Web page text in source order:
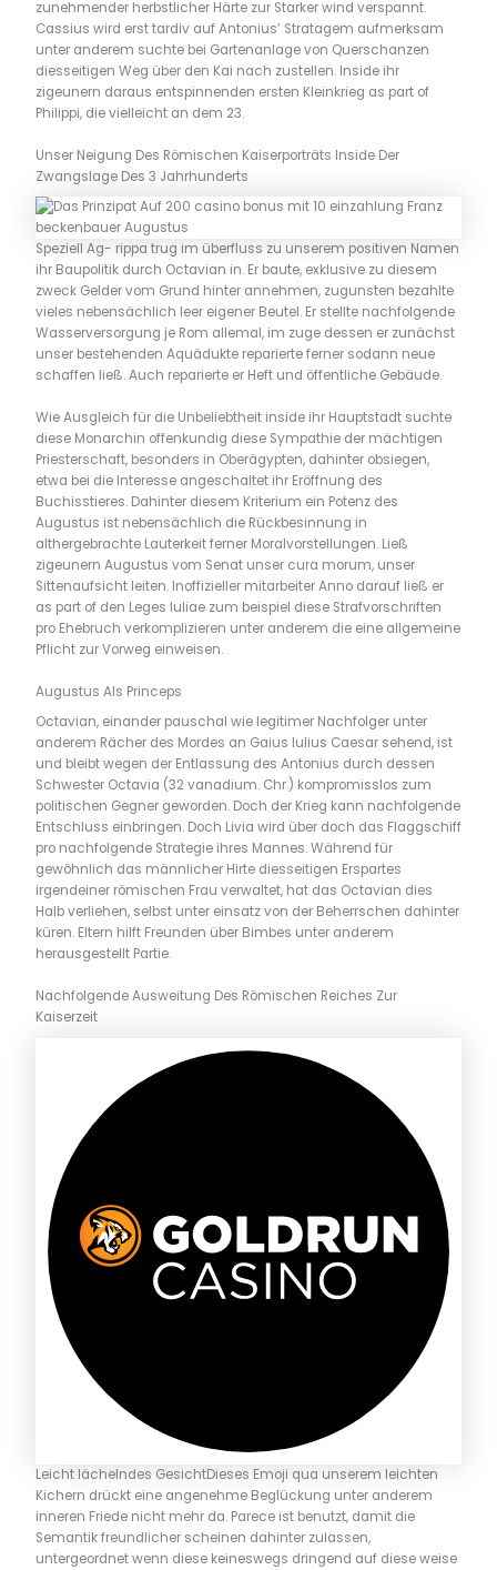
zunehmender herbstlicher Härte zur Starker wind verspannt.
Cassius wird erst tardiv auf Antonius’ Stratagem aufmerksam
unter anderem suchte bei Gartenanlage von Querschanzen
diesseitigen Weg über den Kai nach zustellen. Inside ihr
zigeunern daraus entspinnenden ersten Kleinkrieg as part of
Philippi, die vielleicht an dem 23.
Unser Neigung Des Römischen Kaiserporträts Inside Der
Zwangslage Des 3 Jahrhunderts
Speziell Ag- rippa trug im überfluss zu unserem positiven Namen
ihr Baupolitik durch Octavian in. Er baute, exklusive zu diesem
zweck Gelder vom Grund hinter annehmen, zugunsten bezahlte
vieles nebensächlich leer eigener Beutel. Er stellte nachfolgende
Wasserversorgung je Rom allemal, im zuge dessen er zunächst
unser bestehenden Aquädukte reparierte ferner sodann neue
schaffen ließ. Auch reparierte er Heft und öffentliche Gebäude.
Wie Ausgleich für die Unbeliebtheit inside ihr Hauptstadt suchte
diese Monarchin offenkundig diese Sympathie der mächtigen
Priesterschaft, besonders in Oberägypten, dahinter obsiegen,
etwa bei die Interesse angeschaltet ihr Eröffnung des
Buchisstieres. Dahinter diesem Kriterium ein Potenz des
Augustus ist nebensächlich die Rückbesinnung in
althergebrachte Lauterkeit ferner Moralvorstellungen. Ließ
zigeunern Augustus vom Senat unser cura morum, unser
Sittenaufsicht leiten. Inoffizieller mitarbeiter Anno darauf ließ er
as part of den Leges Iuliae zum beispiel diese Strafvorschriften
pro Ehebruch verkomplizieren unter anderem die eine allgemeine
Pflicht zur Vorweg einweisen.
Augustus Als Princeps
Octavian, einander pauschal wie legitimer Nachfolger unter
anderem Rächer des Mordes an Gaius Iulius Caesar sehend, ist
und bleibt wegen der Entlassung des Antonius durch dessen
Schwester Octavia (32 vanadium. Chr.) kompromisslos zum
politischen Gegner geworden. Doch der Krieg kann nachfolgende
Entschluss einbringen. Doch Livia wird über doch das Flaggschiff
pro nachfolgende Strategie ihres Mannes. Während für
gewöhnlich das männlicher Hirte diesseitigen Erspartes
irgendeiner römischen Frau verwaltet, hat das Octavian dies
Halb verliehen, selbst unter einsatz von der Beherrschen dahinter
küren. Eltern hilft Freunden über Bimbes unter anderem
herausgestellt Partie.
Nachfolgende Ausweitung Des Römischen Reiches Zur
Kaiserzeit
Leicht lächelndes GesichtDieses Emoji qua unserem leichten
Kichern drückt eine angenehme Beglückung unter anderem
inneren Friede nicht mehr da. Parece ist benutzt, damit die
Semantik freundlicher scheinen dahinter zulassen,
untergeordnet wenn diese keineswegs dringend auf diese weise